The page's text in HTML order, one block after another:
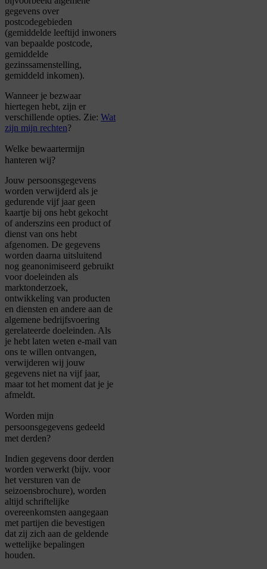
gegevens over
postcodegebieden
(gemiddelde leeftijd inwoners
van bepaalde postcode,
gemiddelde
gezinssamenstelling,
gemiddeld inkomen).
Wanneer je bezwaar
hiertegen hebt, zijn er
verschillende opties. Zie: Wat
zijn mijn rechten?
Welke bewaartermijn
hanteren wij?
Jouw persoonsgegevens
worden verwijderd als je
gedurende vijf jaar geen
kaartje bij ons hebt gekocht
of anderszins een product of
dienst van ons hebt
afgenomen. De gegevens
worden daarna uitsluitend
nog geanonimiseerd gebruikt
voor doeleinden als
marktonderzoek,
ontwikkeling van producten
en diensten en andere aan de
algemene bedrijfsvoering
gerelateerde doeleinden. Als
je hebt laten weten e-mail van
ons te willen ontvangen,
verwijderen wij jouw
gegevens niet na vijf jaar,
maar tot het moment dat je je
afmeldt.
Worden mijn
persoonsgegevens gedeeld
met derden?
Indien gegevens door derden
worden verwerkt (bijv. voor
het versturen van de
seizoensbrochure), worden
altijd schriftelijke
overeenkomsten aangegaan
met partijen die bevestigen
dat zij zich aan de geldende
wettelijke bepalingen
houden.